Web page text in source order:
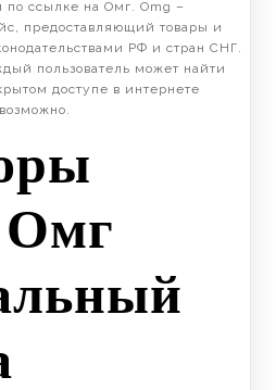
ссылке на Омг. Omg –
предоставляющий товары и
РФ и стран СНГ.
пользователь может найти
доступе в интернете
Омг